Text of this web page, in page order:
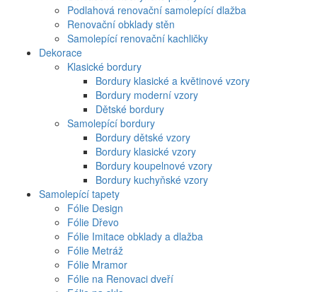
Podlahová renovační samolepící dlažba
Renovační obklady stěn
Samolepící renovační kachličky
Dekorace
Klasické bordury
Bordury klasické a květinové vzory
Bordury moderní vzory
Dětské bordury
Samolepící bordury
Bordury dětské vzory
Bordury klasické vzory
Bordury koupelnové vzory
Bordury kuchyňské vzory
Samolepící tapety
Fólie Design
Fólie Dřevo
Fólie Imitace obklady a dlažba
Fólie Metráž
Fólie Mramor
Fólie na Renovaci dveří